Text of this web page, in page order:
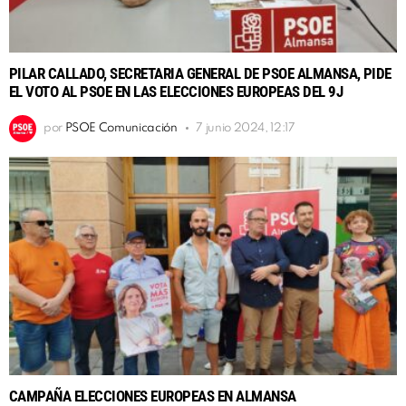
PILAR CALLADO, SECRETARIA GENERAL DE PSOE ALMANSA, PIDE
EL VOTO AL PSOE EN LAS ELECCIONES EUROPEAS DEL 9J
por PSOE Comunicación 7 junio 2024, 12:17
CAMPAÑA ELECCIONES EUROPEAS EN ALMANSA